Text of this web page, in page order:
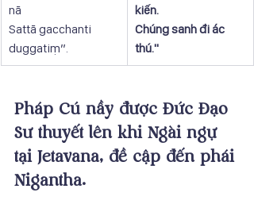
nā
Sattā gacchanti
duggatiṃ”.
kiến.
Chúng sanh đi ác
thú."
Pháp Cú nầy được Đức Đạo
Sư thuyết lên khi Ngài ngự
tại Jetavana, đề cập đến phái
Nigantha.